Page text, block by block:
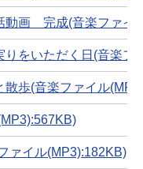
動画 完成(音楽ファイ
りをいただく日(音楽フ
歩(音楽ファイル
ァイル(MP3):182KB)